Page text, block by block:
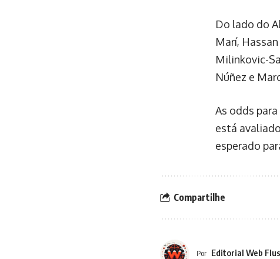
Do lado do
Marí,
Milinkovic-
Núñez e
As odds
está
esperado
Compartilhe
Por Editorial Web